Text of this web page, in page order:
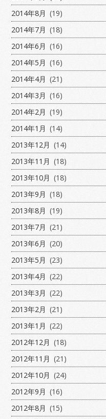
2014年8月 (19)
2014年7月 (18)
2014年6月 (16)
2014年5月 (16)
2014年4月 (21)
2014年3月 (16)
2014年2月 (19)
2014年1月 (14)
2013年12月 (14)
2013年11月 (18)
2013年10月 (18)
2013年9月 (18)
2013年8月 (19)
2013年7月 (21)
2013年6月 (20)
2013年5月 (23)
2013年4月 (22)
2013年3月 (22)
2013年2月 (21)
2013年1月 (22)
2012年12月 (18)
2012年11月 (21)
2012年10月 (24)
2012年9月 (16)
2012年8月 (15)